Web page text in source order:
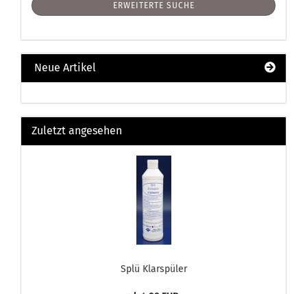
ERWEITERTE SUCHE
Neue Artikel
Zuletzt angesehen
Splü Klarspüler